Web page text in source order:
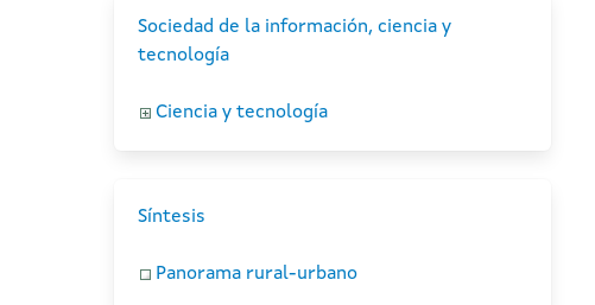
Sociedad de la información, ciencia y
tecnología
Ciencia y tecnología
Síntesis
Panorama rural-urbano